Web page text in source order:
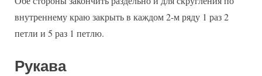
внутреннему краю закрыть в каждом 2-м ряду 1 раз 2
петли и 5 раз 1 петлю.
Рукава